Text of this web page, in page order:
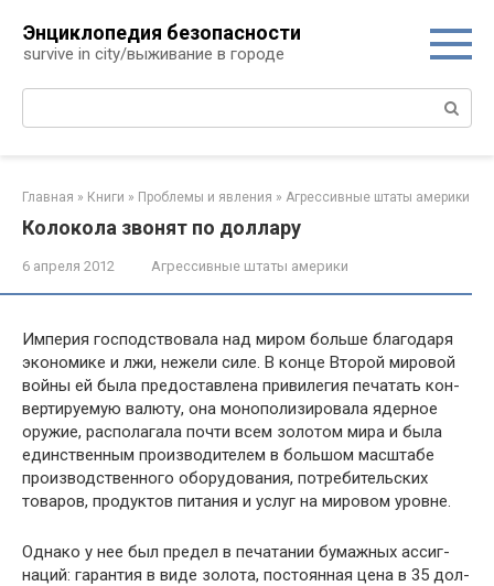
контенту
Энциклопедия безопасности
survive in city/выживание в городе
Поиск:
Главная » Книги » Проблемы и явления » Агрессивные штаты америки
Колокола звонят по доллару
6 апреля 2012 Агрессивные штаты америки
Империя господствовала над миром больше благодаря
экономике и лжи, нежели силе. В конце Второй мировой
войны ей была предоставлена привилегия печатать кон­
вертируемую валюту, она монополизировала ядерное
ору­жие, располагала почти всем золотом мира и была
един­ственным производителем в большом масштабе
произ­водственного оборудования, потребительских
товаров, продуктов питания и услуг на мировом уровне.
Однако у нее был предел в печатании бумажных ассиг­
наций: гарантия в виде золота, постоянная цена в 35 дол­